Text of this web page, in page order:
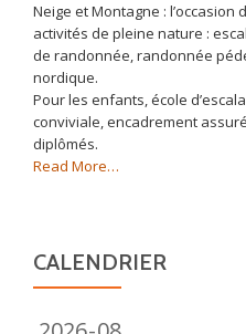
Neige et Montagne :
activités de pleine nature :
de randonnée, randonnée
nordique.
Pour les enfants, école
conviviale, encadrement
diplômés.
Read Moreabout
…
CALENDRIER